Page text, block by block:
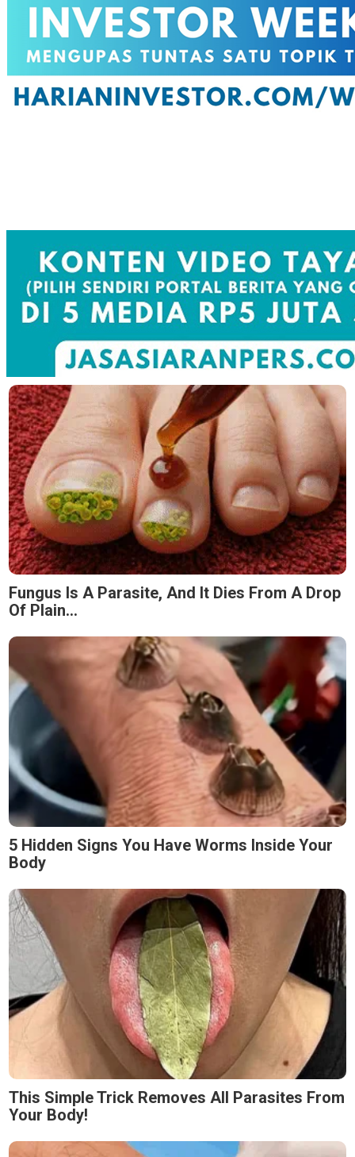
Fungus Is A Parasite, And It Dies From A Drop
Of Plain...
5 Hidden Signs You Have Worms Inside Your
Body
This Simple Trick Removes All Parasites From
Your Body!